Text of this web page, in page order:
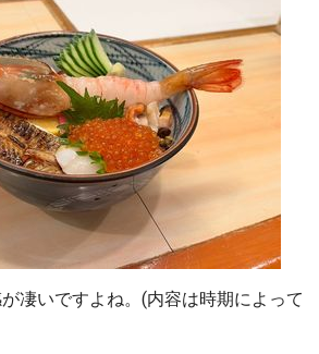
凄いですよね。(内容は時期によって